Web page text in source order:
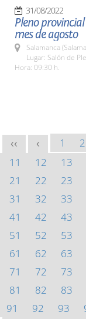
31/08/2022
Pleno
mes de agosto
Salamanca
Lugar: Salón de
Hora: 09:30 h.
<< < 1 2
11
12 13
21
22 23
31
32 33
41
42 43
51
52 53
61
62 63
71
72 73
81
82 83
91
92 93